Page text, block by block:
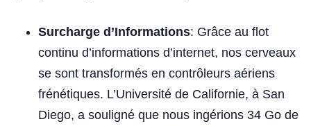
Surcharge d’Informations: Grâce au flot
continu d’informations d’internet, nos cerveaux
se sont transformés en contrôleurs aériens
frénétiques. L’Université de Californie, à San
Diego, a souligné que nous ingérions 34 Go de